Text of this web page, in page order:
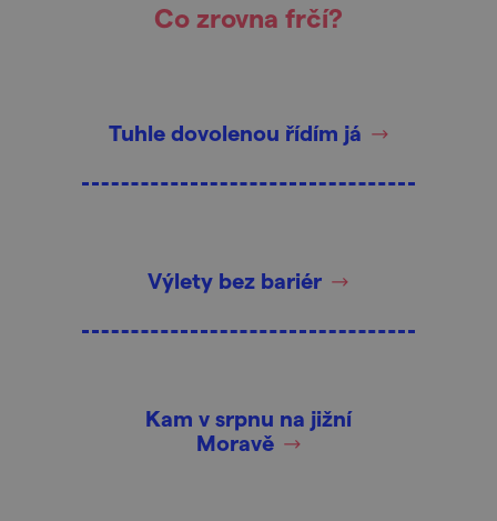
Co zrovna frčí?
Tuhle dovolenou řídím já
Výlety bez bariér
Kam v srpnu na jižní
Moravě